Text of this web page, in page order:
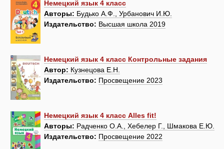
Немецкий язык 4 класс
Авторы: Будько А.Ф., Урбанович И.Ю.
Издательство: Высшая школа 2019
Немецкий язык 4 класс Контрольные задания
Автор: Кузнецова Е.Н.
Издательство: Просвещение 2023
Немецкий язык 4 класс Alles fit!
Авторы: Радченко О.А., Хебелер Г., Шмакова Е.Ю.
Издательство: Просвещение 2022